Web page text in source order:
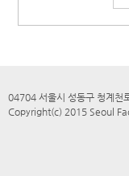
04704 서울시 성동구 청계
Copyright(c) 2015 Seoul